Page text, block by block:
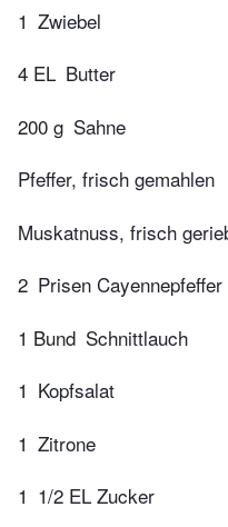
1 Zwiebel
4 EL Butter
200 g Sahne
Pfeffer, frisch gemahlen
Muskatnuss, frisch
2 Prisen Cayennepfeffer
1 Bund Schnittlauch
1 Kopfsalat
1 Zitrone
1 1/2 EL Zucker